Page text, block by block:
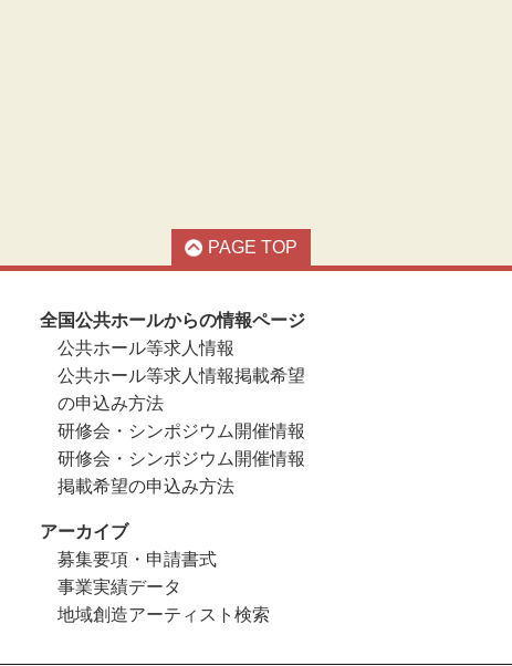
PAGE TOP
全国公共ホールからの情報ページ
公共ホール等求人情報
公共ホール等求人情報掲載希望
の申込み方法
研修会・シンポジウム開催情報
研修会・シンポジウム開催情報
掲載希望の申込み方法
アーカイブ
募集要項・申請書式
事業実績データ
地域創造アーティスト検索